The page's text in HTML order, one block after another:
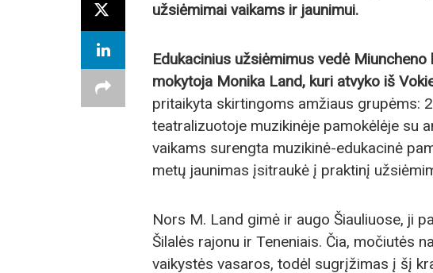
užsiėmimai vaikams ir jaunimui.
Edukacinius užsiėmimus vedė
mokytoja Monika Land, kuri atvyko iš
pritaikyta skirtingoms amžiaus grupėms:
teatralizuotoje muzikinėje pamokėlėje su
vaikams surengta muzikinė-edukacinė
metų jaunimas įsitraukė į praktinį
Nors M. Land gimė ir augo Šiauliuose, ji
Šilalės rajonu ir Teneniais. Čia, močiutės
vaikystės vasaros, todėl sugrįžimas į šį